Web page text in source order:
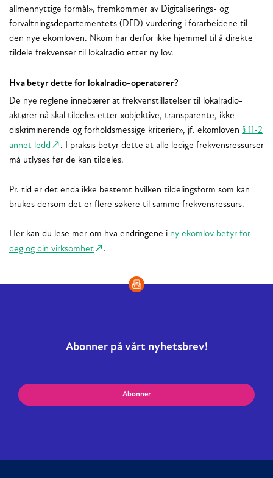
allmennyttige formål», fremkommer av Digitaliserings- og
forvaltningsdepartementets (DFD) vurdering i forarbeidene til
den nye ekomloven. Nkom har derfor ikke hjemmel til å direkte
tildele frekvenser til lokalradio etter ny lov.
Hva betyr dette for lokalradio-operatører?
De nye reglene innebærer at frekvenstillatelser til lokalradio-
aktører nå skal tildeles etter «objektive, transparente, ikke-
diskriminerende og forholdsmessige kriterier», jf. ekomloven § 11-2
annet ledd
. I praksis betyr dette at alle ledige frekvensressurser
må utlyses før de kan tildeles.
Pr. tid er det enda ikke bestemt hvilken tildelingsform som kan
brukes dersom det er flere søkere til samme frekvensressurs.
Her kan du lese mer om hva endringene i ny ekomlov betyr for
deg og din virksomhet
.
Abonner på vårt nyhetsbrev!
Abonner